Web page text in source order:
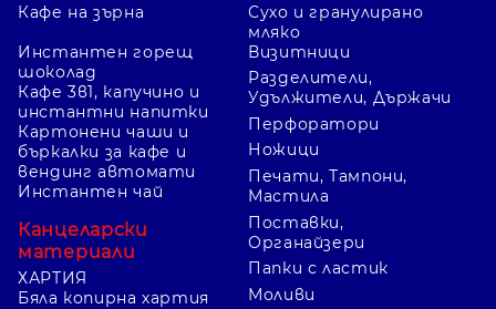
Кафе на зърна
Сухо и гранулирано
мляко
Инстантен горещ
шоколад
Кафе 3в1, капучино и
инстантни напитки
Картонени чаши и
бъркалки за кафе и
вендинг автомати
Инстантен чай
Канцеларски
материали
ХАРТИЯ
Бяла копирна хартия
Визитници
Разделители,
Удължители, Държачи
Перфоратори
Ножици
Печати, Тампони,
Мастила
Поставки,
Органайзери
Папки с ластик
Моливи